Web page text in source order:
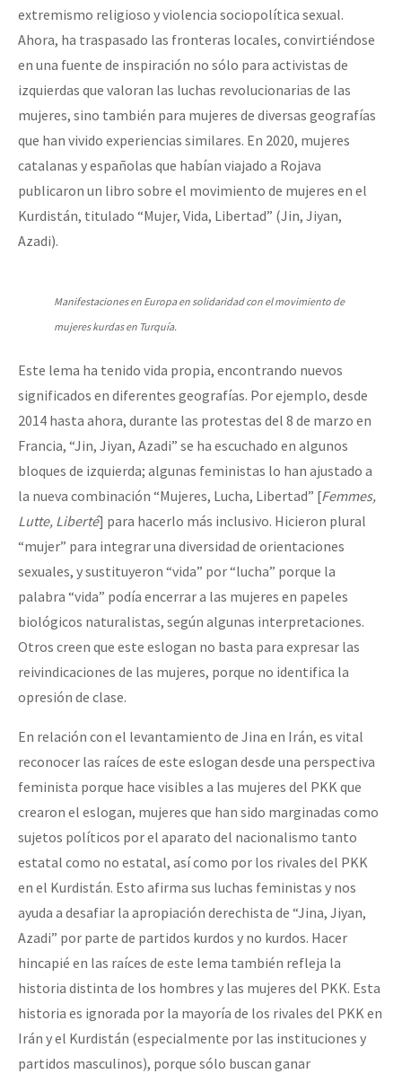
extremismo religioso y violencia sociopolítica sexual.
Ahora, ha traspasado las fronteras locales, convirtiéndose
en una fuente de inspiración no sólo para activistas de
izquierdas que valoran las luchas revolucionarias de las
mujeres, sino también para mujeres de diversas geografías
que han vivido experiencias similares. En 2020, mujeres
catalanas y españolas que habían viajado a Rojava
publicaron un libro sobre el movimiento de mujeres en el
Kurdistán, titulado “Mujer, Vida, Libertad” (Jin, Jiyan,
Azadi).
Manifestaciones en Europa en solidaridad con el movimiento de
mujeres kurdas en Turquía.
Este lema ha tenido vida propia, encontrando nuevos
significados en diferentes geografías. Por ejemplo, desde
2014 hasta ahora, durante las protestas del 8 de marzo en
Francia, “Jin, Jiyan, Azadi” se ha escuchado en algunos
bloques de izquierda; algunas feministas lo han ajustado a
la nueva combinación “Mujeres, Lucha, Libertad” [Femmes,
Lutte, Liberté] para hacerlo más inclusivo. Hicieron plural
“mujer” para integrar una diversidad de orientaciones
sexuales, y sustituyeron “vida” por “lucha” porque la
palabra “vida” podía encerrar a las mujeres en papeles
biológicos naturalistas, según algunas interpretaciones.
Otros creen que este eslogan no basta para expresar las
reivindicaciones de las mujeres, porque no identifica la
opresión de clase.
En relación con el levantamiento de Jina en Irán, es vital
reconocer las raíces de este eslogan desde una perspectiva
feminista porque hace visibles a las mujeres del PKK que
crearon el eslogan, mujeres que han sido marginadas como
sujetos políticos por el aparato del nacionalismo tanto
estatal como no estatal, así como por los rivales del PKK
en el Kurdistán. Esto afirma sus luchas feministas y nos
ayuda a desafiar la apropiación derechista de “Jina, Jiyan,
Azadi” por parte de partidos kurdos y no kurdos. Hacer
hincapié en las raíces de este lema también refleja la
historia distinta de los hombres y las mujeres del PKK. Esta
historia es ignorada por la mayoría de los rivales del PKK en
Irán y el Kurdistán (especialmente por las instituciones y
partidos masculinos), porque sólo buscan ganar